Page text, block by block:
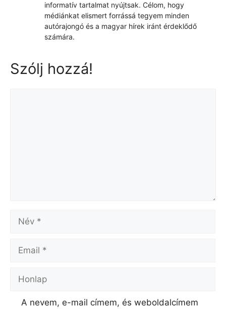
informatív tartalmat nyújtsak. Célom, hogy
médiánkat elismert forrássá tegyem minden
autórajongó és a magyar hírek iránt érdeklődő
számára.
Szólj hozzá!
A nevem, e-mail címem, és weboldalcímem